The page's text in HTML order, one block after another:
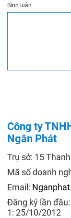
Bình luận
Công ty
Ngân Phát
Trụ sở: 15
Mã số doanh
Email:
Đăng ký lần
1: 25/10/2012